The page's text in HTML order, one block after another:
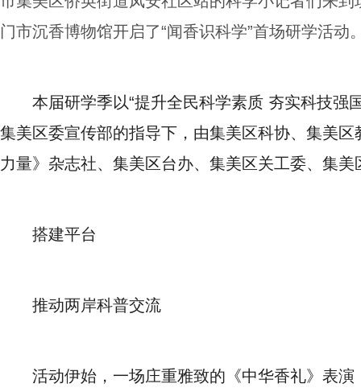
门市沉香博物馆开启了“闻香识科学”首场研学活动
本届研学季以“提升全民科学素质 夯实科技强
集美区委宣传部的指导下，由集美区科协、集美
力量》杂志社、集美区台办、集美区关工委、集
搭建平台
推动两岸科普交流
活动伊始，一场庄重雅致的《中华香礼》表